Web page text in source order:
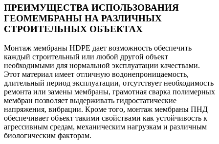
ПРЕИМУЩЕСТВА ИСПОЛЬЗОВАНИЯ
ГЕОМЕМБРАНЫ НА РАЗЛИЧНЫХ
СТРОИТЕЛЬНЫХ ОБЪЕКТАХ
Монтаж мембраны HDPE дает возможность обеспечить
каждый строительный или любой другой объект
необходимыми для нормальной эксплуатации качествами.
Этот материал имеет отличную водонепроницаемость,
длительный период эксплуатации, отсутствует необходимость
ремонта или замены мембраны, грамотная сварка полимерных
мембран позволяет выдерживать гидростатические
напряжения, вибрации. Кроме того, монтаж мембраны ПНД
обеспечивает объект такими свойствами как устойчивость к
агрессивным средам, механическим нагрузкам и различным
биологическим факторам.